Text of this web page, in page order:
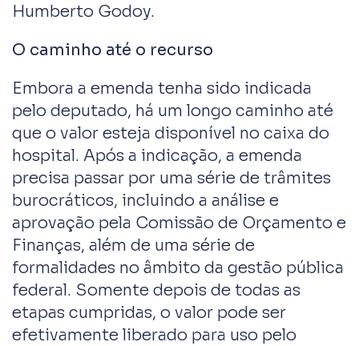
Humberto Godoy.
O caminho até o recurso
Embora a emenda tenha sido indicada
pelo deputado, há um longo caminho até
que o valor esteja disponível no caixa do
hospital. Após a indicação, a emenda
precisa passar por uma série de trâmites
burocráticos, incluindo a análise e
aprovação pela Comissão de Orçamento e
Finanças, além de uma série de
formalidades no âmbito da gestão pública
federal. Somente depois de todas as
etapas cumpridas, o valor pode ser
efetivamente liberado para uso pelo